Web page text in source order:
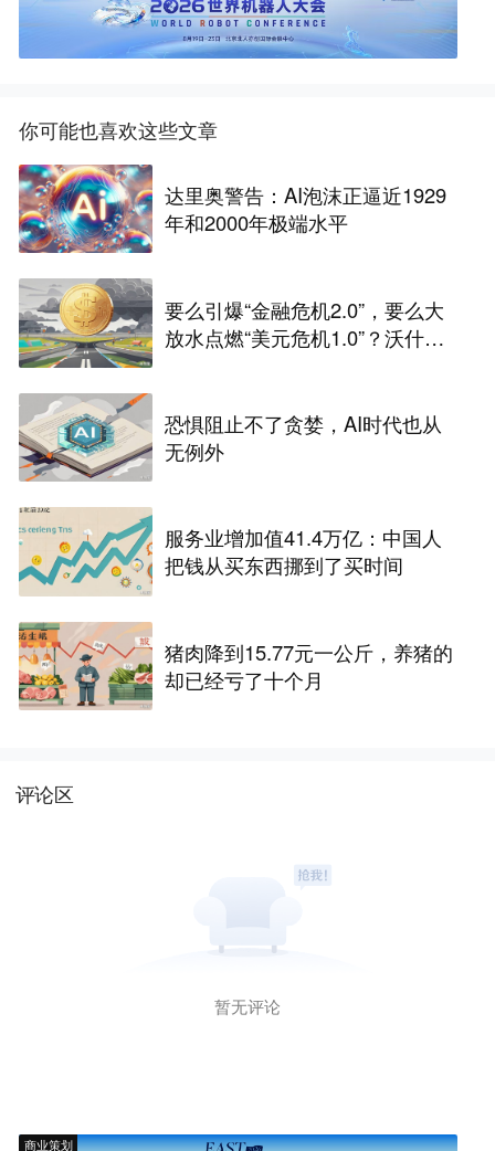
你可能也喜欢这些文章
达里奥警告：AI泡沫正逼近1929
年和2000年极端水平
要么引爆“金融危机2.0”，要么大
放水点燃“美元危机1.0”？沃什面
恐惧阻止不了贪婪，AI时代也从
无例外
服务业增加值41.4万亿：中国人
把钱从买东西挪到了买时间
猪肉降到15.77元一公斤，养猪的
却已经亏了十个月
评论区
暂无评论
商业策划